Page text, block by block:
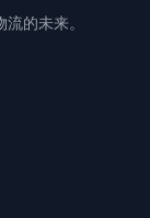
的未来。